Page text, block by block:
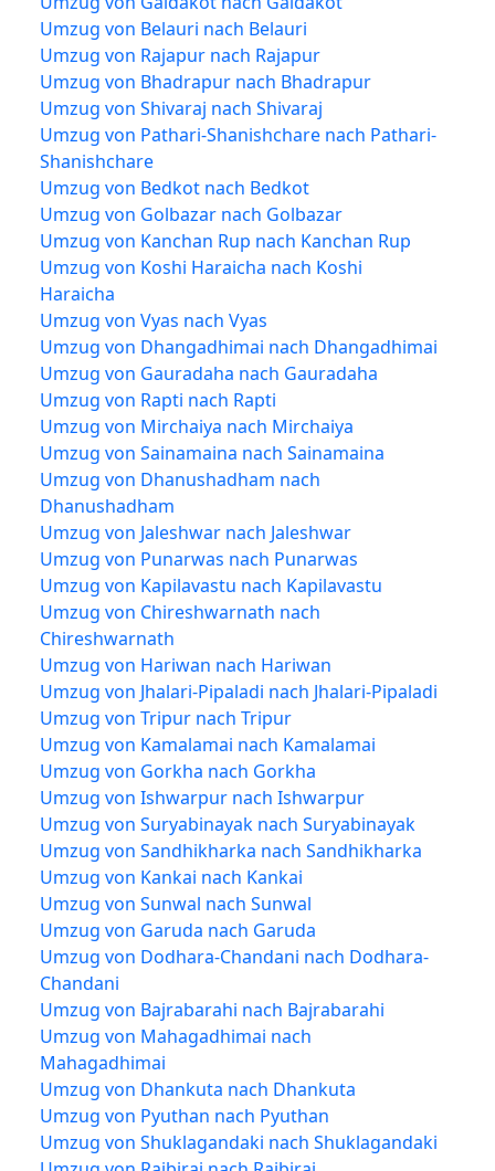
Umzug von Belauri nach Belauri
Umzug von Rajapur nach Rajapur
Umzug von Bhadrapur nach Bhadrapur
Umzug von Shivaraj nach Shivaraj
Umzug von Pathari-Shanishchare nach Pathari-
Shanishchare
Umzug von Bedkot nach Bedkot
Umzug von Golbazar nach Golbazar
Umzug von Kanchan Rup nach Kanchan Rup
Umzug von Koshi Haraicha nach Koshi
Haraicha
Umzug von Vyas nach Vyas
Umzug von Dhangadhimai nach Dhangadhimai
Umzug von Gauradaha nach Gauradaha
Umzug von Rapti nach Rapti
Umzug von Mirchaiya nach Mirchaiya
Umzug von Sainamaina nach Sainamaina
Umzug von Dhanushadham nach
Dhanushadham
Umzug von Jaleshwar nach Jaleshwar
Umzug von Punarwas nach Punarwas
Umzug von Kapilavastu nach Kapilavastu
Umzug von Chireshwarnath nach
Chireshwarnath
Umzug von Hariwan nach Hariwan
Umzug von Jhalari-Pipaladi nach Jhalari-Pipaladi
Umzug von Tripur nach Tripur
Umzug von Kamalamai nach Kamalamai
Umzug von Gorkha nach Gorkha
Umzug von Ishwarpur nach Ishwarpur
Umzug von Suryabinayak nach Suryabinayak
Umzug von Sandhikharka nach Sandhikharka
Umzug von Kankai nach Kankai
Umzug von Sunwal nach Sunwal
Umzug von Garuda nach Garuda
Umzug von Dodhara-Chandani nach Dodhara-
Chandani
Umzug von Bajrabarahi nach Bajrabarahi
Umzug von Mahagadhimai nach
Mahagadhimai
Umzug von Dhankuta nach Dhankuta
Umzug von Pyuthan nach Pyuthan
Umzug von Shuklagandaki nach Shuklagandaki